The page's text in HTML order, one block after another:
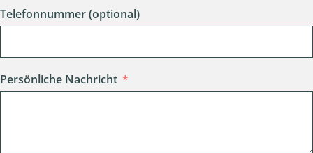
Telefonnummer (optional)
Persönliche Nachricht